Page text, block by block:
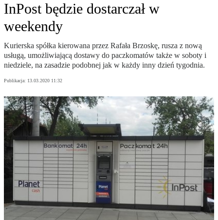
InPost będzie dostarczał w
weekendy
Kurierska spółka kierowana przez Rafała Brzoskę, rusza z nową
usługą, umożliwiającą dostawy do paczkomatów także w soboty i
niedziele, na zasadzie podobnej jak w każdy inny dzień tygodnia.
Publikacja: 13.03.2020 11:32